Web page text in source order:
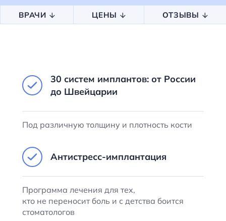
ВРАЧИ ЦЕНЫ ОТЗЫВЫ
30 систем имплантов: от России
до Швейцарии
Под различную толщину и плотность кости
Антистресс-имплантация
Программа лечения для тех,
кто не переносит боль и с детства боится
стоматологов